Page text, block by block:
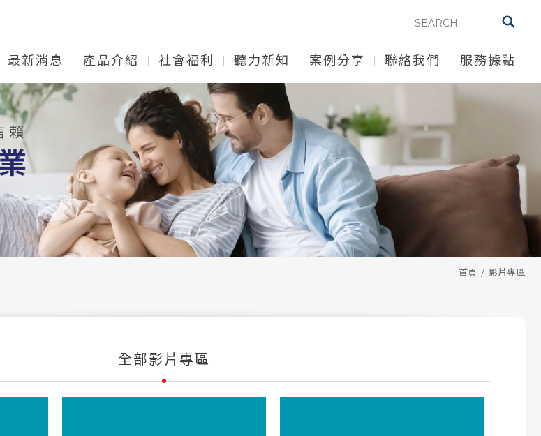
最新消息 產品介紹 社會福利 聽力新知 案例分享 聯絡我們 服務據點
首頁 影片專區
全部影片專區